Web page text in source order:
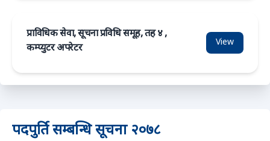
प्राविधिक सेवा, सूचना प्रविधि समूह, तह ४ ,
कम्प्युटर अपरेटर
View
पदपुर्ति सम्बन्धि सूचना २०७८